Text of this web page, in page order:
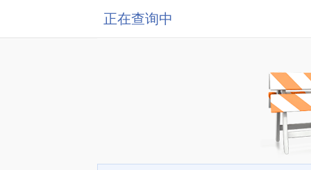
正在查询中